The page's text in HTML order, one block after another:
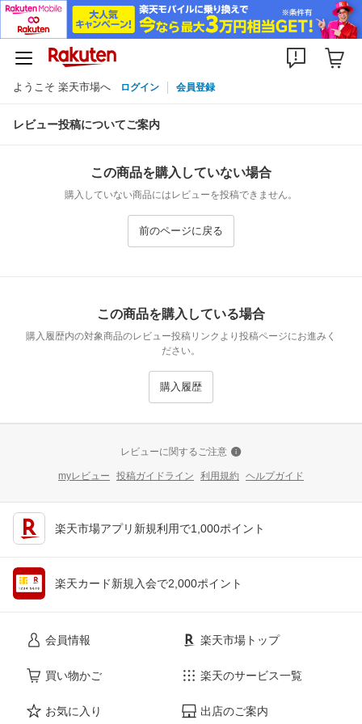
ようこそ 楽天市場へ ログイン 会員登録
レビュー投稿についてご案内
この商品を購入していない場合
購入していない商品にはレビューを投稿できません。
前のページに戻る
この商品を購入している場合
購入履歴内の対象商品のレビュー投稿リンクより投稿ページにお進みく
ださい。
購入履歴
レビューに関するご注意
myレビュー 投稿ガイドライン 利用規約 ヘルプガイド
楽天市場アプリ新規利用で1,000ポイント
楽天カード新規入会で2,000ポイント
会員情報
買い物かご
お気に入り
楽天市場トップ
楽天のサービス一覧
出店のご案内